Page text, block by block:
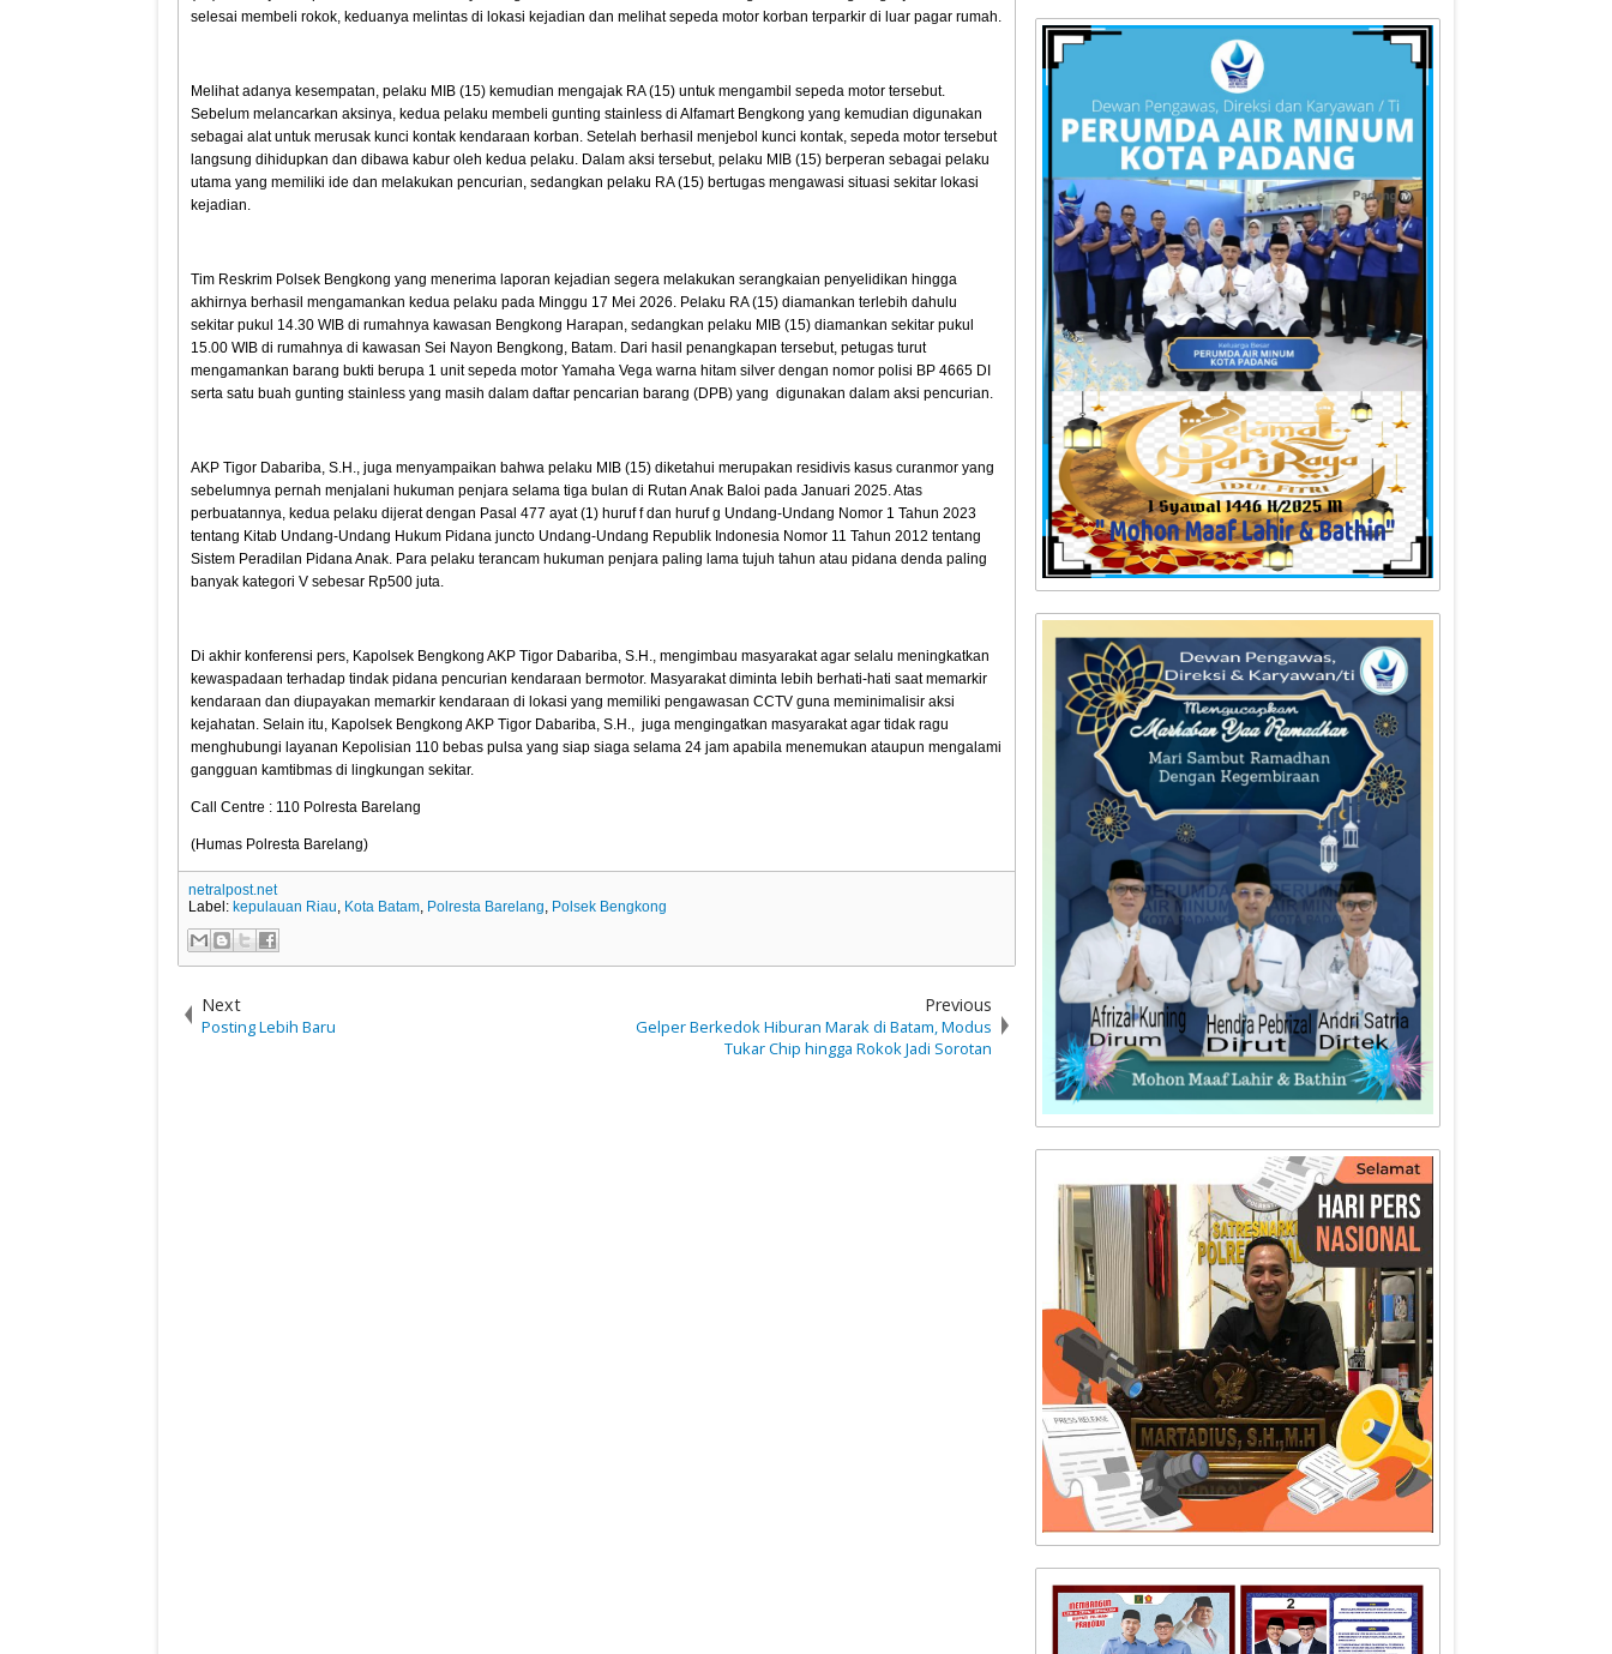
selesai membeli rokok, keduanya melintas di lokasi kejadian dan melihat sepeda motor korban terparkir di luar pagar rumah.
Melihat adanya kesempatan, pelaku MIB (15) kemudian mengajak RA (15) untuk mengambil sepeda motor tersebut.
Sebelum melancarkan aksinya, kedua pelaku membeli gunting stainless di Alfamart Bengkong yang kemudian digunakan
sebagai alat untuk merusak kunci kontak kendaraan korban. Setelah berhasil menjebol kunci kontak, sepeda motor tersebut
langsung dihidupkan dan dibawa kabur oleh kedua pelaku. Dalam aksi tersebut, pelaku MIB (15) berperan sebagai pelaku
utama yang memiliki ide dan melakukan pencurian, sedangkan pelaku RA (15) bertugas mengawasi situasi sekitar lokasi
kejadian.
Tim Reskrim Polsek Bengkong yang menerima laporan kejadian segera melakukan serangkaian penyelidikan hingga
akhirnya berhasil mengamankan kedua pelaku pada Minggu 17 Mei 2026. Pelaku RA (15) diamankan terlebih dahulu
sekitar pukul 14.30 WIB di rumahnya kawasan Bengkong Harapan, sedangkan pelaku MIB (15) diamankan sekitar pukul
15.00 WIB di rumahnya di kawasan Sei Nayon Bengkong, Batam. Dari hasil penangkapan tersebut, petugas turut
mengamankan barang bukti berupa 1 unit sepeda motor Yamaha Vega warna hitam silver dengan nomor polisi BP 4665 DI
serta satu buah gunting stainless yang masih dalam daftar pencarian barang (DPB) yang digunakan dalam aksi pencurian.
AKP Tigor Dabariba, S.H., juga menyampaikan bahwa pelaku MIB (15) diketahui merupakan residivis kasus curanmor yang
sebelumnya pernah menjalani hukuman penjara selama tiga bulan di Rutan Anak Baloi pada Januari 2025. Atas
perbuatannya, kedua pelaku dijerat dengan Pasal 477 ayat (1) huruf f dan huruf g Undang-Undang Nomor 1 Tahun 2023
tentang Kitab Undang-Undang Hukum Pidana juncto Undang-Undang Republik Indonesia Nomor 11 Tahun 2012 tentang
Sistem Peradilan Pidana Anak. Para pelaku terancam hukuman penjara paling lama tujuh tahun atau pidana denda paling
banyak kategori V sebesar Rp500 juta.
Di akhir konferensi pers, Kapolsek Bengkong AKP Tigor Dabariba, S.H., mengimbau masyarakat agar selalu meningkatkan
kewaspadaan terhadap tindak pidana pencurian kendaraan bermotor. Masyarakat diminta lebih berhati-hati saat memarkir
kendaraan dan diupayakan memarkir kendaraan di lokasi yang memiliki pengawasan CCTV guna meminimalisir aksi
kejahatan. Selain itu, Kapolsek Bengkong AKP Tigor Dabariba, S.H., juga mengingatkan masyarakat agar tidak ragu
menghubungi layanan Kepolisian 110 bebas pulsa yang siap siaga selama 24 jam apabila menemukan ataupun mengalami
gangguan kamtibmas di lingkungan sekitar.
Call Centre : 110 Polresta Barelang
(Humas Polresta Barelang)
netralpost.net
Label:kepulauan Riau, Kota Batam, Polresta Barelang, Polsek Bengkong
Next
Posting Lebih Baru
Previous
Gelper Berkedok Hiburan Marak di Batam, Modus
Tukar Chip hingga Rokok Jadi Sorotan